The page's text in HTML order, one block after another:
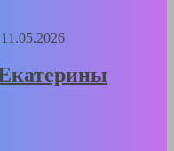
11.05.2026